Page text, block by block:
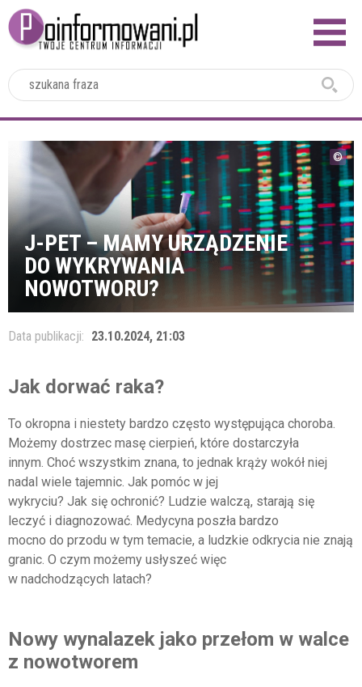
J-PET – MAMY URZĄDZENIE
DO WYKRYWANIA
NOWOTWORU?
Data publikacji: 23.10.2024, 21:03
Jak dorwać raka?
To okropna i niestety bardzo często występująca choroba.
Możemy dostrzec masę cierpień, które dostarczyła
innym. Choć wszystkim znana, to jednak krąży wokół niej
nadal wiele tajemnic. Jak pomóc w jej
wykryciu? Jak się ochronić? Ludzie walczą, starają się
leczyć i diagnozować. Medycyna poszła bardzo
mocno do przodu w tym temacie, a ludzkie odkrycia nie znają
granic. O czym możemy usłyszeć więc
w nadchodzących latach?
Nowy wynalazek jako przełom w walce
z nowotworem